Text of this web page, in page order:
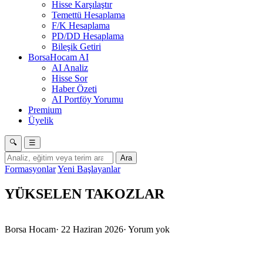
Hisse Karşılaştır
Temettü Hesaplama
F/K Hesaplama
PD/DD Hesaplama
Bileşik Getiri
BorsaHocam AI
AI Analiz
Hisse Sor
Haber Özeti
AI Portföy Yorumu
Premium
Üyelik
🔍
☰
Ara
FormasyonlarYeni Başlayanlar
YÜKSELEN TAKOZLAR
Borsa Hocam· 22 Haziran 2026· Yorum yok